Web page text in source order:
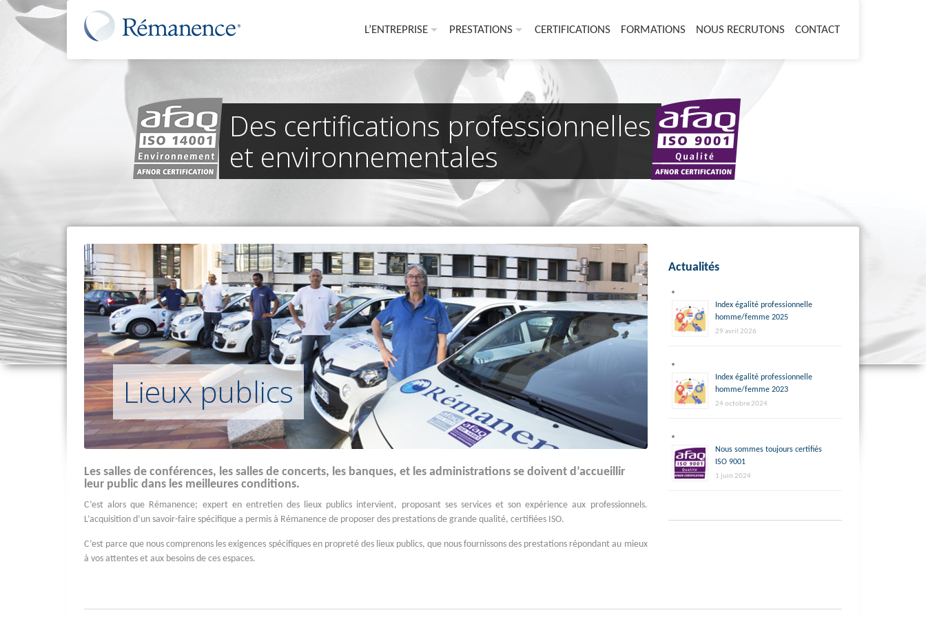
L’ENTREPRISE PRESTATIONS CERTIFICATIONS FORMATIONS NOUS RECRUTONS CONTACT
Des certifications professionnelles
et environnementales
Lieux publics
Les salles de conférences, les salles de concerts, les banques, et les administrations se doivent d’accueillir
leur public dans les meilleures conditions.
C’est alors que Rémanence; expert en entretien des lieux publics intervient, proposant ses services et son expérience aux professionnels.
L’acquisition d’un savoir-faire spécifique a permis à Rémanence de proposer des prestations de grande qualité, certifiées ISO.
C’est parce que nous comprenons les exigences spécifiques en propreté des lieux publics, que nous fournissons des prestations répondant au mieux
à vos attentes et aux besoins de ces espaces.
Actualités
Index égalité professionnelle
homme/femme 2025
29 avril 2026
Index égalité professionnelle
homme/femme 2023
24 octobre 2024
Nous sommes toujours certifiés
ISO 9001
1 juin 2024